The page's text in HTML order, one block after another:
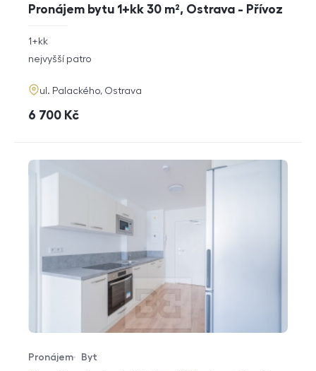
Pronájem bytu 1+kk 30 m², Ostrava - Přívoz
rozměry
dispozice
1+kk
funkce
nejvyšší patro
adresa
ul. Palackého, Ostrava
cena
6 700 Kč
Typ nabídky
Pronájem
Typ nemovitosti
Byt